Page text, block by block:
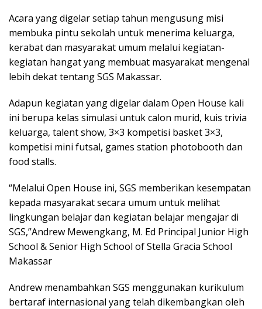
Acara yang digelar setiap tahun mengusung misi
membuka pintu sekolah untuk menerima keluarga,
kerabat dan masyarakat umum melalui kegiatan-
kegiatan hangat yang membuat masyarakat mengenal
lebih dekat tentang SGS Makassar.
Adapun kegiatan yang digelar dalam Open House kali
ini berupa kelas simulasi untuk calon murid, kuis trivia
keluarga, talent show, 3×3 kompetisi basket 3×3,
kompetisi mini futsal, games station photobooth dan
food stalls.
“Melalui Open House ini, SGS memberikan kesempatan
kepada masyarakat secara umum untuk melihat
lingkungan belajar dan kegiatan belajar mengajar di
SGS,”Andrew Mewengkang, M. Ed Principal Junior High
School & Senior High School of Stella Gracia School
Makassar
Andrew menambahkan SGS menggunakan kurikulum
bertaraf internasional yang telah dikembangkan oleh